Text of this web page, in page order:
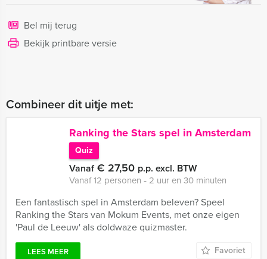
Bel mij terug
Bekijk printbare versie
Combineer dit uitje met:
Ranking the Stars spel in Amsterdam
Quiz
Vanaf€ 27,50 p.p. excl. BTW
Vanaf 12 personen ‐ 2 uur en 30 minuten
Een fantastisch spel in Amsterdam beleven? Speel
Ranking the Stars van Mokum Events, met onze eigen
'Paul de Leeuw' als doldwaze quizmaster.
LEES MEER Favoriet